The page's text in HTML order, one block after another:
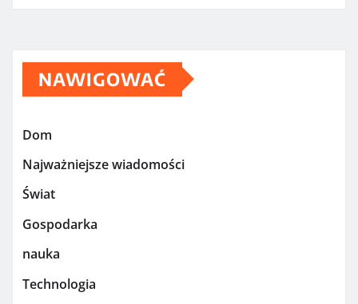
NAWIGOWAĆ
Dom
Najważniejsze wiadomości
Świat
Gospodarka
nauka
Technologia